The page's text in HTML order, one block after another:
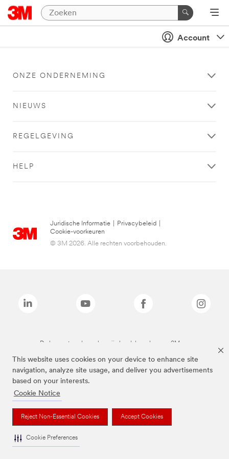
This website uses cookies on your device to enhance site
navigation, analyze site usage, and deliver you advertisements
based on your interests.
Cookie Notice
Reject Non-Essential Cookies Accept Cookies
Cookie Preferences
Account
ONZE ONDERNEMING
NIEUWS
REGELGEVING
HELP
Juridische Informatie Privacybeleid
Cookie-voorkeuren
© 3M 2026. Alle rechten voorbehouden.
De bovenstaande merken zijn handelsmerken van 3M.we